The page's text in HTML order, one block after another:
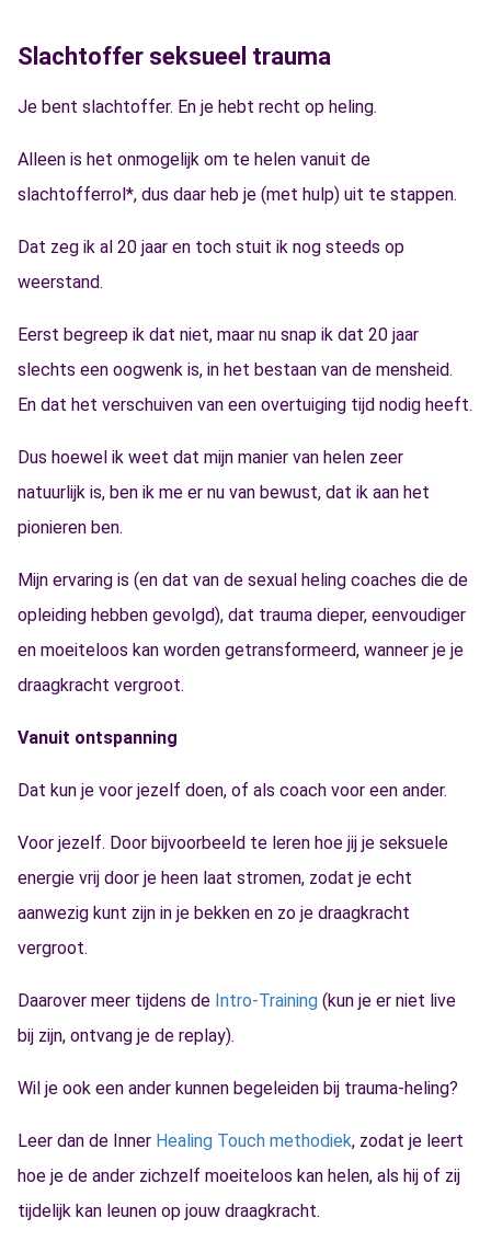
Slachtoffer seksueel trauma
Je bent slachtoffer. En je hebt recht op heling.
Alleen is het onmogelijk om te helen vanuit de
slachtofferrol*, dus daar heb je (met hulp) uit te stappen.
Dat zeg ik al 20 jaar en toch stuit ik nog steeds op
weerstand.
Eerst begreep ik dat niet, maar nu snap ik dat 20 jaar
slechts een oogwenk is, in het bestaan van de mensheid.
En dat het verschuiven van een overtuiging tijd nodig heeft.
Dus hoewel ik weet dat mijn manier van helen zeer
natuurlijk is, ben ik me er nu van bewust, dat ik aan het
pionieren ben.
Mijn ervaring is (en dat van de sexual heling coaches die de
opleiding hebben gevolgd), dat trauma dieper, eenvoudiger
en moeiteloos kan worden getransformeerd, wanneer je je
draagkracht vergroot.
Vanuit ontspanning
Dat kun je voor jezelf doen, of als coach voor een ander.
Voor jezelf. Door bijvoorbeeld te leren hoe jij je seksuele
energie vrij door je heen laat stromen, zodat je echt
aanwezig kunt zijn in je bekken en zo je draagkracht
vergroot.
Daarover meer tijdens de Intro-Training (kun je er niet live
bij zijn, ontvang je de replay).
Wil je ook een ander kunnen begeleiden bij trauma-heling?
Leer dan de Inner Healing Touch methodiek, zodat je leert
hoe je de ander zichzelf moeiteloos kan helen, als hij of zij
tijdelijk kan leunen op jouw draagkracht.